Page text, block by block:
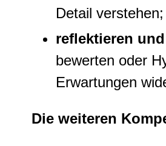
Detail verstehen;
reflektieren
bewerten oder
Erwartungen
Die weiteren